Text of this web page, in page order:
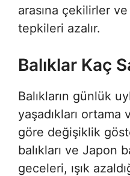
arasına çekilirler ve
tepkileri azalır.
Balıklar Kaç
Balıkların günlük
yaşadıkları ortama
göre değişiklik
balıkları ve Japon
geceleri, ışık